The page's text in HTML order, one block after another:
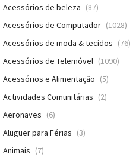
Acessórios de beleza (87)
Acessórios de Computador (1028)
Acessórios de moda & tecidos (76)
Acessórios de Telemóvel (1090)
Acessórios e Alimentação (5)
Actividades Comunitárias (2)
Aeronaves (6)
Aluguer para Férias (3)
Animais (7)